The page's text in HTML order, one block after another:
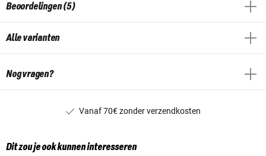
Beoordelingen (5)
Alle varianten
Nog vragen?
Vanaf 70€ zonder verzendkosten
Dit zou je ook kunnen interesseren